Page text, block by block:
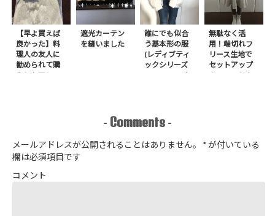
【早よ買えば
良かった】料
理人の友人に
勧められて購
入したアレ
遮光カーテン
を縫いました
誰にでも似合
う基本形の服
(レディブティ
ックシリーズ
no.8272) か
アップジャケ
ットを作りま
無駄なく活
用！端切れフ
リース生地で
セットアップ
＋スヌードを1
- Comments -
メールアドレスが公開されることはありません。 *が付いている
欄は必須項目です
コメント